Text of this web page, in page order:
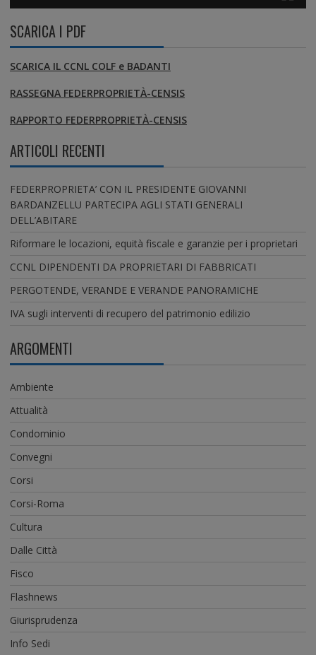
SCARICA I PDF
SCARICA IL CCNL COLF e BADANTI
RASSEGNA FEDERPROPRIETÀ-CENSIS
RAPPORTO FEDERPROPRIETÀ-CENSIS
ARTICOLI RECENTI
FEDERPROPRIETA’ CON IL PRESIDENTE GIOVANNI
BARDANZELLU PARTECIPA AGLI STATI GENERALI
DELL’ABITARE
Riformare le locazioni, equità fiscale e garanzie per i proprietari
CCNL DIPENDENTI DA PROPRIETARI DI FABBRICATI
PERGOTENDE, VERANDE E VERANDE PANORAMICHE
IVA sugli interventi di recupero del patrimonio edilizio
ARGOMENTI
Ambiente
Attualità
Condominio
Convegni
Corsi
Corsi-Roma
Cultura
Dalle Città
Fisco
Flashnews
Giurisprudenza
Info Sedi